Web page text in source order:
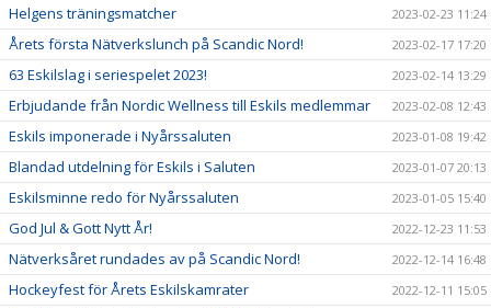
Helgens träningsmatcher 2023-02-23 11:24
Årets första Nätverkslunch på Scandic Nord! 2023-02-17 17:20
63 Eskilslag i seriespelet 2023! 2023-02-14 13:29
Erbjudande från Nordic Wellness till Eskils medlemmar 2023-02-08 12:43
Eskils imponerade i Nyårssaluten 2023-01-08 19:42
Blandad utdelning för Eskils i Saluten 2023-01-07 20:13
Eskilsminne redo för Nyårssaluten 2023-01-05 15:40
God Jul & Gott Nytt År! 2022-12-23 11:53
Nätverksåret rundades av på Scandic Nord! 2022-12-14 16:48
Hockeyfest för Årets Eskilskamrater 2022-12-11 15:05